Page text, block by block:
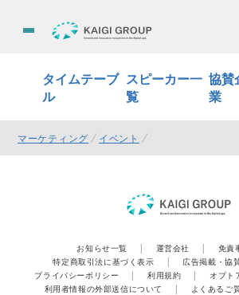
タイムテーブ
ル
スピーカー一
覧
協賛
業
マーケティング イベント
お知らせ一覧 | 運営会社 | 免責
特定商取引法に基づく表示
| 広告掲載・協
プライバシーポリシー
| 利用規約 | オプト
利用者情報の外部送信について
| よくあるご